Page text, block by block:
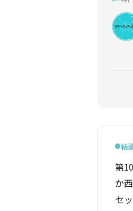
●結
第
か
セ